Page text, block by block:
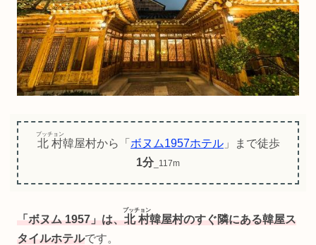
北村
プッチョン
韓屋村から「 ボヌム1957ホテル 」まで徒歩
1分_117m
「ボヌム 1957」は、北村
プッチョン
韓屋村のすぐ隣にある韓屋ス
タイルホテルです。